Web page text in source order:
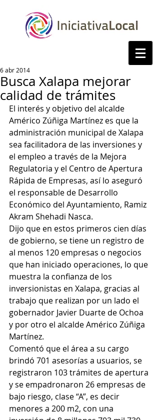
Busca Xalapa mejorar
calidad de trámites
6 abr 2014
El interés y objetivo del alcalde
Américo Zúñiga Martínez es que la
administración municipal de Xalapa
sea facilitadora de las inversiones y
el empleo a través de la Mejora
Regulatoria y el Centro de Apertura
Rápida de Empresas, así lo aseguró
el responsable de Desarrollo
Económico del Ayuntamiento, Ramiz
Akram Shehadi Nasca.
Dijo que en estos primeros cien días
de gobierno, se tiene un registro de
al menos 120 empresas o negocios
que han iniciado operaciones, lo que
muestra la confianza de los
inversionistas en Xalapa, gracias al
trabajo que realizan por un lado el
gobernador Javier Duarte de Ochoa
y por otro el alcalde Américo Zúñiga
Martínez.
Comentó que el área a su cargo
brindó 701 asesorías a usuarios, se
registraron 103 trámites de apertura
y se empadronaron 26 empresas de
bajo riesgo, clase “A”, es decir
menores a 200 m2, con una